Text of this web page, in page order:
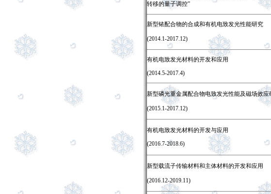
转移的量子调控”
新型铱配合物的合成和有机电致发光性能研究
(2014.1-2017.12)
有机电致发光材料的开发和应用
(2014.5-2017.4)
新型磷光重金属配合物电致发光性能及磁场效应
(2015.1-2017.12)
有机电致发光材料的开发与应用
(2016.7-2018.6)
新型载流子传输材料和主体材料的开发和应用
(2016.12-2019.11)